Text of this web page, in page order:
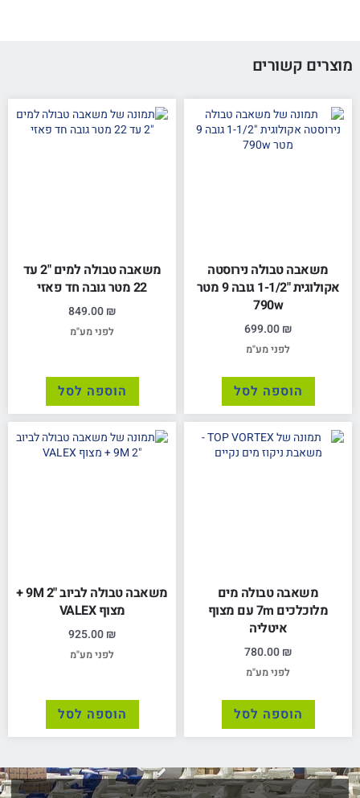
מוצרים קשורים
משאבה טבולה נירוסטה
אקולוגית "1-1/2 גובה 9 מטר
790w
699.00₪
לפני מע"מ
הוספה לסל
משאבה טבולה למים "2 עד
22 מטר גובה חד פאזי
849.00₪
לפני מע"מ
הוספה לסל
משאבה טבולה מים
מלוכלכים 7m עם מצוף
איטליה
780.00₪
לפני מע"מ
הוספה לסל
משאבה טבולה לביוב "2 9M +
מצוף VALEX
925.00₪
לפני מע"מ
הוספה לסל